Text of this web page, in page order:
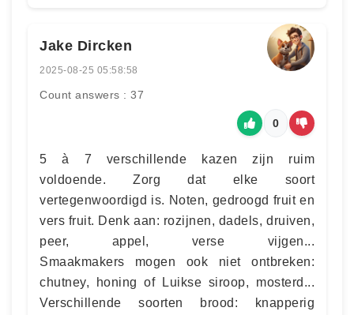
Jake Dircken
2025-08-25 05:58:58
Count answers : 37
0
5 à 7 verschillende kazen zijn ruim
voldoende. Zorg dat elke soort
vertegenwoordigd is. Noten, gedroogd fruit en
vers fruit. Denk aan: rozijnen, dadels, druiven,
peer, appel, verse vijgen...
Smaakmakers mogen ook niet ontbreken:
chutney, honing of Luikse siroop, mosterd...
Verschillende soorten brood: knapperig